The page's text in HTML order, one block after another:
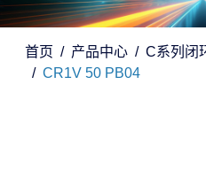
首页 产品中心
C系列闭
CR1V 50 PB04